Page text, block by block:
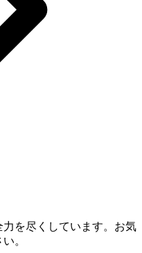
を尽くしています。お気
。